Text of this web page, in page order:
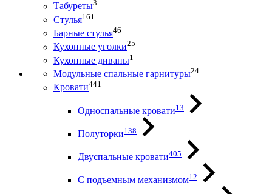
Табуреты3
Стулья161
Барные стулья46
Кухонные уголки25
Кухонные диваны1
Модульные спальные гарнитуры24
Кровати441
Односпальные кровати13
Полуторки138
Двуспальные кровати405
С подъемным механизмом12